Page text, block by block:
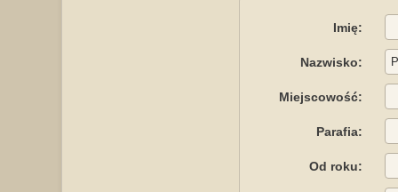
Imię:
Nazwisko:
Miejscowość:
Parafia:
Od roku: